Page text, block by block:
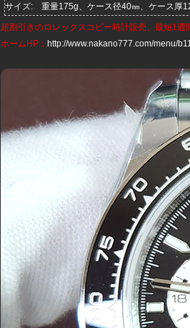
サイズ: 重量175g、ケース径40㎜、ケース厚
超割引きのロレックスコピー時計販売、最短1週
ホームHP： http://www.nakano777.com/menu/